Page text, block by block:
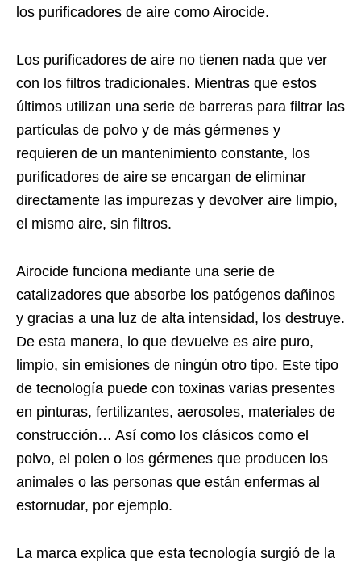
los purificadores de aire como Airocide.
Los purificadores de aire no tienen nada que ver
con los filtros tradicionales. Mientras que estos
últimos utilizan una serie de barreras para filtrar las
partículas de polvo y de más gérmenes y
requieren de un mantenimiento constante, los
purificadores de aire se encargan de eliminar
directamente las impurezas y devolver aire limpio,
el mismo aire, sin filtros.
Airocide funciona mediante una serie de
catalizadores que absorbe los patógenos dañinos
y gracias a una luz de alta intensidad, los destruye.
De esta manera, lo que devuelve es aire puro,
limpio, sin emisiones de ningún otro tipo. Este tipo
de tecnología puede con toxinas varias presentes
en pinturas, fertilizantes, aerosoles, materiales de
construcción… Así como los clásicos como el
polvo, el polen o los gérmenes que producen los
animales o las personas que están enfermas al
estornudar, por ejemplo.
La marca explica que esta tecnología surgió de la